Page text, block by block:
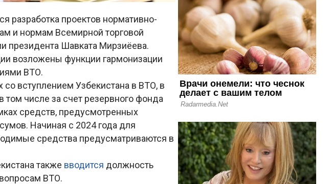
разработка проектов нормативно-
и нормам Всемирной торговой
президента Шавката Мирзиёева.
возложены функции гармонизации
ВТО.
вступлением Узбекистана в ВТО, в
числе за счет резервного фонда
средств, предусмотренных
Начиная с 2024 года для
средства предусматриваются в
также вводится должность
ВТО.